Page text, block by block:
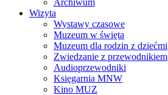
Archiwum
Wizyta
Wystawy czasowe
Muzeum w święta
Muzeum dla rodzin z dziećmi
Zwiedzanie z przewodnikiem
Audioprzewodniki
Księgarnia MNW
Kino MUZ